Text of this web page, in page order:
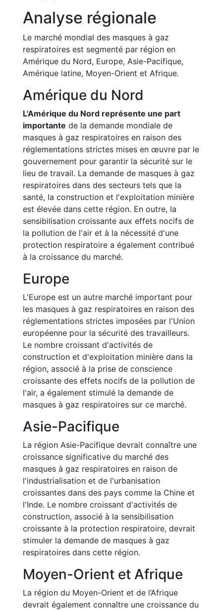
Analyse régionale
Le marché mondial des masques à gaz
respiratoires est segmenté par région en
Amérique du Nord, Europe, Asie-Pacifique,
Amérique latine, Moyen-Orient et Afrique.
Amérique du Nord
L'Amérique du Nord représente une part
importante de la demande mondiale de
masques à gaz respiratoires en raison des
réglementations strictes mises en œuvre par le
gouvernement pour garantir la sécurité sur le
lieu de travail. La demande de masques à gaz
respiratoires dans des secteurs tels que la
santé, la construction et l'exploitation minière
est élevée dans cette région. En outre, la
sensibilisation croissante aux effets nocifs de
la pollution de l'air et à la nécessité d'une
protection respiratoire a également contribué
à la croissance du marché.
Europe
L'Europe est un autre marché important pour
les masques à gaz respiratoires en raison des
réglementations strictes imposées par l'Union
européenne pour la sécurité des travailleurs.
Le nombre croissant d'activités de
construction et d'exploitation minière dans la
région, associé à la prise de conscience
croissante des effets nocifs de la pollution de
l'air, a également stimulé la demande de
masques à gaz respiratoires sur ce marché.
Asie-Pacifique
La région Asie-Pacifique devrait connaître une
croissance significative du marché des
masques à gaz respiratoires en raison de
l'industrialisation et de l'urbanisation
croissantes dans des pays comme la Chine et
l'Inde. Le nombre croissant d'activités de
construction, associé à la sensibilisation
croissante à la protection respiratoire, devrait
stimuler la demande de masques à gaz
respiratoires dans cette région.
Moyen-Orient et Afrique
La région du Moyen-Orient et de l’Afrique
devrait également connaître une croissance du